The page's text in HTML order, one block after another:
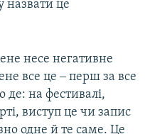
це
несе негативне
все це ‒ перш за все
на фестивалі,
виступ це чи запис
одне й те саме. Це